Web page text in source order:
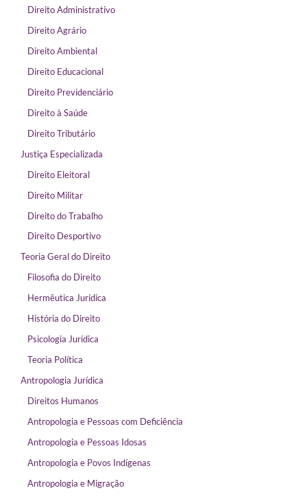
Direito Administrativo
Direito Agrário
Direito Ambiental
Direito Educacional
Direito Previdenciário
Direito à Saúde
Direito Tributário
Justiça Especializada
Direito Eleitoral
Direito Militar
Direito do Trabalho
Direito Desportivo
Teoria Geral do Direito
Filosofia do Direito
Hermêutica Jurídica
História do Direito
Psicologia Jurídica
Teoria Política
Antropologia Jurídica
Direitos Humanos
Antropologia e Pessoas com Deficiência
Antropologia e Pessoas Idosas
Antropologia e Povos Indígenas
Antropologia e Migração